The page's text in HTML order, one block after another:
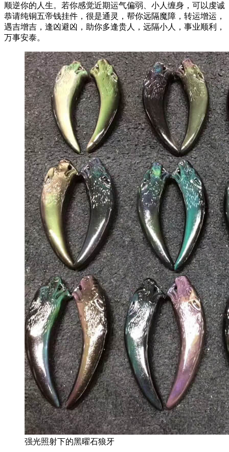
顺逆你的人生。若你感觉近期运气偏弱、小人缠身，可以虔诚
恭请纯铜五帝钱挂件，很是通灵，帮你远隔魔障，转运增运，
遇吉增吉，逢凶避凶，助你多逢贵人，远隔小人，事业顺利，
万事安泰。
强光照射下的黑曜石狼牙